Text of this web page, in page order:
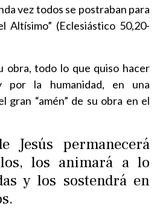
vez todos se postraban para
Altísimo” (Eclesiástico 50,20-
obra, todo lo que quiso hacer
por la humanidad, en una
gran “amén” de su obra en el
Jesús permanecerá
los animará a lo
y los sostendrá en